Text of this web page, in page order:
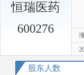
恒瑞医药
600276